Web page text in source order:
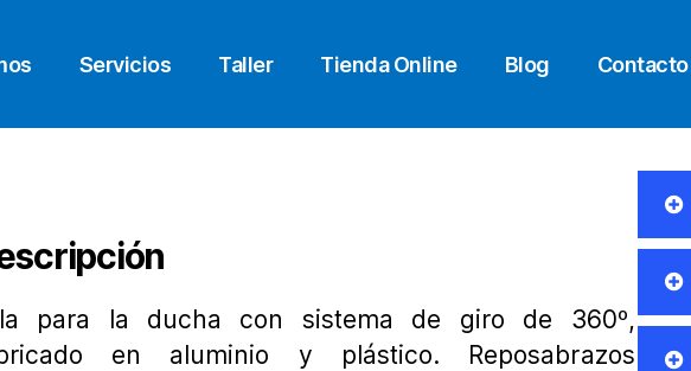
Servicios Taller Tienda Online Blog Contacto
para la ducha con sistema de giro de 360º,
en aluminio y plástico. Reposabrazos